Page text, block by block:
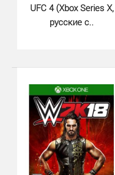
UFC 4 (Xbox Series X,
русские с..